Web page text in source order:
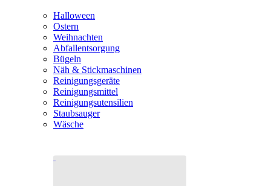
Halloween
Ostern
Weihnachten
Abfallentsorgung
Bügeln
Näh & Stickmaschinen
Reinigungsgeräte
Reinigungsmittel
Reinigungsutensilien
Staubsauger
Wäsche